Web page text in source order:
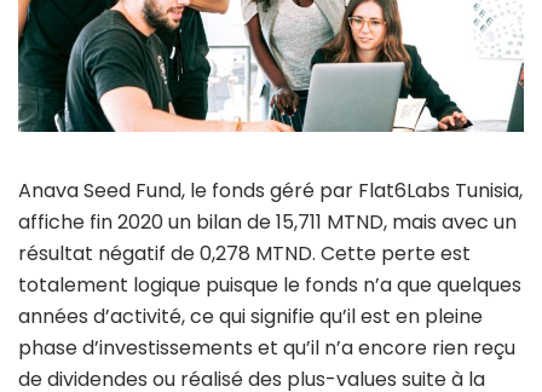
Anava Seed Fund, le fonds géré par Flat6Labs Tunisia,
affiche fin 2020 un bilan de 15,711 MTND, mais avec un
résultat négatif de 0,278 MTND. Cette perte est
totalement logique puisque le fonds n’a que quelques
années d’activité, ce qui signifie qu’il est en pleine
phase d’investissements et qu’il n’a encore rien reçu
de dividendes ou réalisé des plus-values suite à la